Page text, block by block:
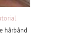
hårbånd